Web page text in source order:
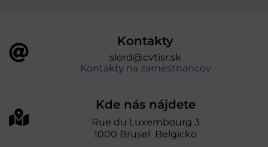
Kontakty
slord@cvtisr.sk
Kontakty na zamestnancov
Kde nás nájdete
Rue du Luxembourg 3
1000 Brusel Belgicko